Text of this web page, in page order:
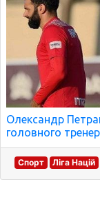
Олександр
головного
Спорт Ліга Націй